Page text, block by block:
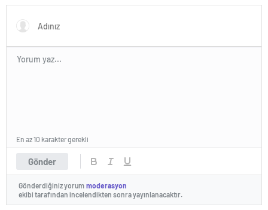
Gönder
En az 10 karakter gerekli
Gönderdiğiniz yorum moderasyon
ekibi tarafından incelendikten sonra yayınlanacaktır.